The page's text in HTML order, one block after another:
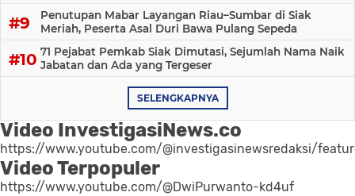
Penutupan Mabar Layangan Riau–Sumbar di Siak
Meriah, Peserta Asal Duri Bawa Pulang Sepeda
71 Pejabat Pemkab Siak Dimutasi, Sejumlah Nama Naik
Jabatan dan Ada yang Tergeser
SELENGKAPNYA
Video InvestigasiNews.co
https://www.youtube.com/@investigasinewsredaksi/
Video Terpopuler
https://www.youtube.com/@DwiPurwanto-kd4uf